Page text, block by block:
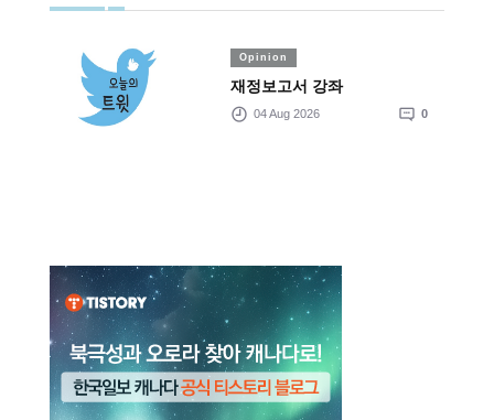
Opinion
재정보고서 강좌
04 Aug 2026 0